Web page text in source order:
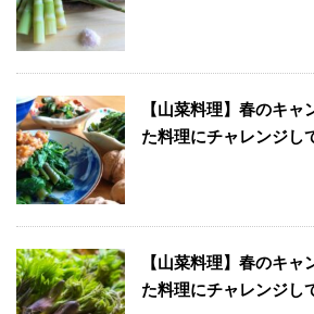
【山菜料理】春のキ
た料理にチャレンジし
【山菜料理】春のキ
た料理にチャレンジし